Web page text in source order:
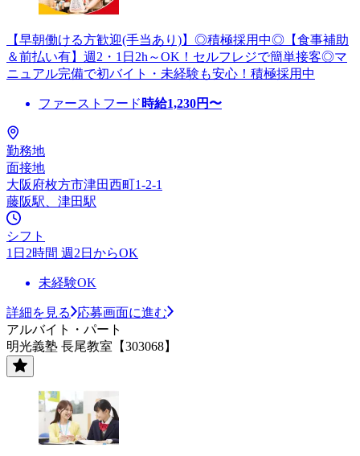
【早朝働ける方歓迎(手当あり)】◎積極採用中◎【食事補助
＆前払い有】週2・1日2h～OK！セルフレジで簡単接客◎マ
ニュアル完備で初バイト・未経験も安心！積極採用中
ファーストフード 時給1,230円〜
勤務地
面接地
大阪府枚方市津田西町1-2-1
藤阪駅、津田駅
シフト
1日2時間 週2日からOK
未経験OK
詳細を見る
応募画面に進む
アルバイト・パート
明光義塾 長尾教室【303068】